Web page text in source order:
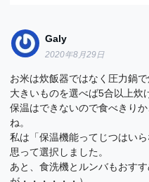
Galy
2020年8月29日
お米は炊飯器ではなく圧力鍋
大きいものを選べば5合以上炊
保温はできないので食べきり
ね。
私は「保温機能ってじつはい
思って選択しました。
あと、食洗機とルンバもおす